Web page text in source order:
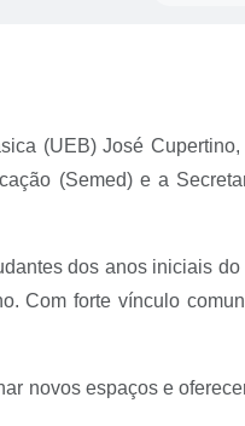
(UEB) José
(Semed) e a
dos anos iniciais
Com forte vínculo
novos espaços e